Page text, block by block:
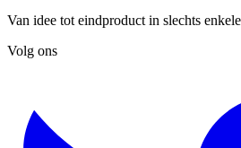
Van idee tot eindproduct in slechts
Volg ons